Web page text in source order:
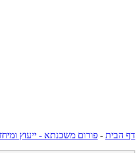
דף הבית - פורום משכנתא - ייעוץ